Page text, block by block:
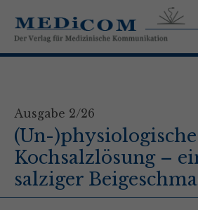
Ausgabe 2/26
(Un-)physiologische
Kochsalzlösung –
salziger